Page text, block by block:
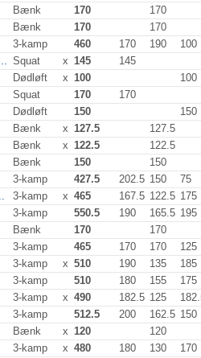
Bænk 170
170
Bænk 170
170
3-kamp 460 170 190
100
Squat x 145
145
Dødløft x 100
100
Squat 170
170
Dødløft 150
150
Bænk x 127.5
127.5
Bænk x 122.5
122.5
Bænk 150
150
3-kamp 427.5 202.5 150
75
3-kamp x 465 167.5 122.5 175
3-kamp 550.5 190 165.5 195
Bænk 170
170
3-kamp 465 170 170
125
3-kamp x 510 190 135
185
3-kamp 510 180 155
175
3-kamp x 490 182.5 125
3-kamp 512.5 200 162.5 150
Bænk x 120
120
3-kamp x 480 180 130
170